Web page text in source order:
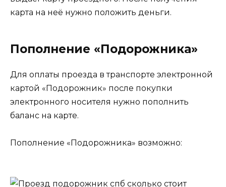
карта на неё нужно положить деньги.
Пополнение «Подорожника»
Для оплаты проезда в транспорте электронной
картой «Подорожник» после покупки
электронного носителя нужно пополнить
баланс на карте.
Пополнение «Подорожника» возможно: